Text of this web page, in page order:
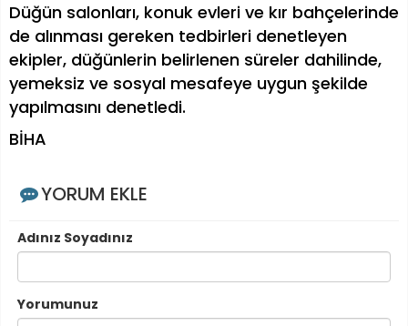
Düğün salonları, konuk evleri ve kır bahçelerinde
de alınması gereken tedbirleri denetleyen
ekipler, düğünlerin belirlenen süreler dahilinde,
yemeksiz ve sosyal mesafeye uygun şekilde
yapılmasını denetledi.
BİHA
YORUM EKLE
Adınız Soyadınız
Yorumunuz